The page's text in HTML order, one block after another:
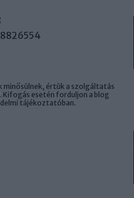
értük a szolgáltatás
esetén forduljon a blog
tájékoztatóban.